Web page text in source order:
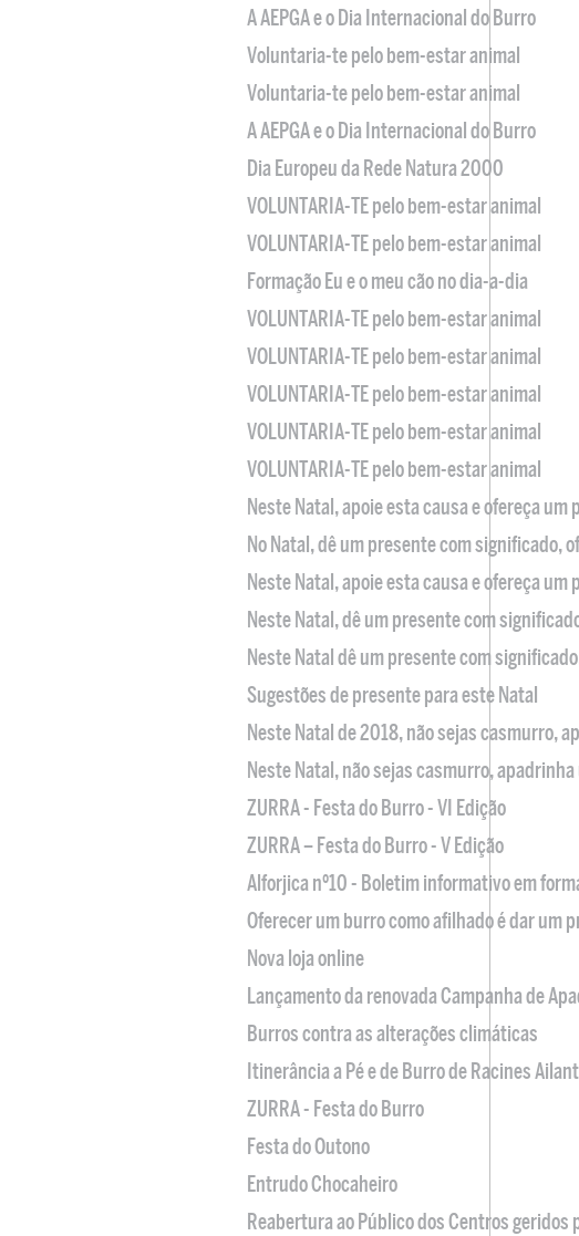
A AEPGA e o Dia Internacional do Burro
Voluntaria-te pelo bem-estar animal
Voluntaria-te pelo bem-estar animal
A AEPGA e o Dia Internacional do Burro
Dia Europeu da Rede Natura 2000
VOLUNTARIA-TE pelo bem-estar animal
VOLUNTARIA-TE pelo bem-estar animal
Formação Eu e o meu cão no dia-a-dia
VOLUNTARIA-TE pelo bem-estar animal
VOLUNTARIA-TE pelo bem-estar animal
VOLUNTARIA-TE pelo bem-estar animal
VOLUNTARIA-TE pelo bem-estar animal
VOLUNTARIA-TE pelo bem-estar animal
Neste Natal, apoie esta causa e ofereça
No Natal, dê um presente com significado,
Neste Natal, apoie esta causa e ofereça
Neste Natal, dê um presente com
Neste Natal dê um presente com
Sugestões de presente para este Natal
Neste Natal de 2018, não sejas casmurro,
Neste Natal, não sejas casmurro,
ZURRA - Festa do Burro - VI Edição
ZURRA – Festa do Burro - V Edição
Alforjica nº10 - Boletim informativo em
Oferecer um burro como afilhado é dar um
Nova loja online
Lançamento da renovada Campanha de
Burros contra as alterações climáticas
Itinerância a Pé e de Burro de Racines
ZURRA - Festa do Burro
Festa do Outono
Entrudo Chocaheiro
Reabertura ao Público dos Centros geridos